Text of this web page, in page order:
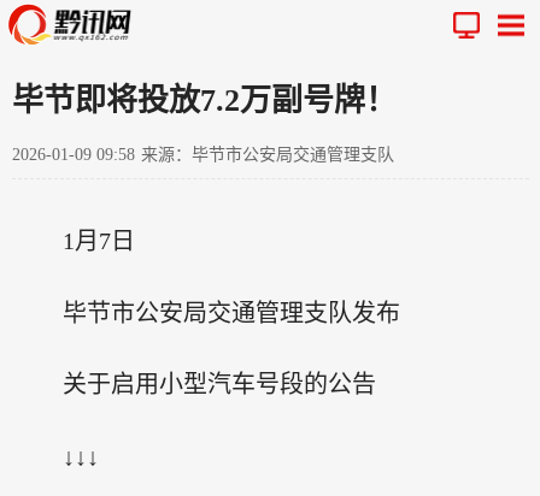
毕节即将投放7.2万副号牌！
2026-01-09 09:58 来源：毕节市公安局交通管理支队
1月7日
毕节市公安局交通管理支队发布
关于启用小型汽车号段的公告
↓↓↓